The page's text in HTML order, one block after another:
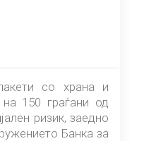
со храна и
150 граѓани од
ризик, заедно
Банка за